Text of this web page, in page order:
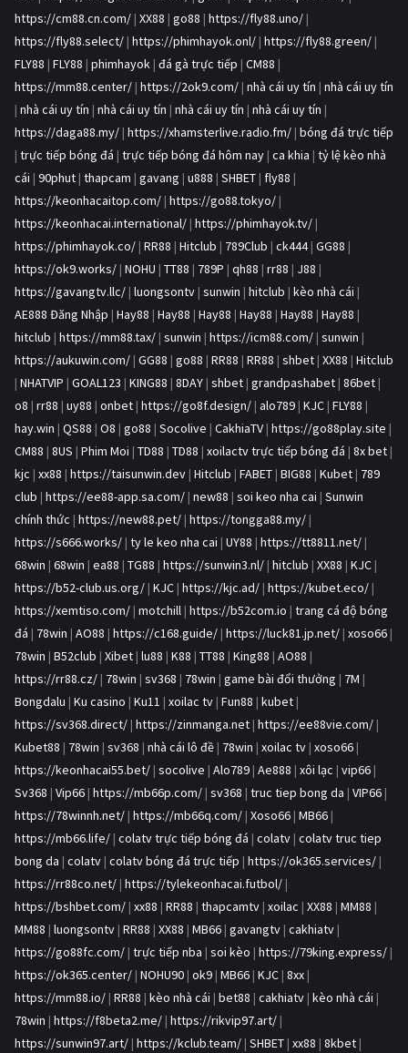
https://cm88.cn.com/ | XX88 | go88 | https://fly88.uno/ |
https://fly88.select/ | https://phimhayok.onl/ | https://fly88.green/ |
FLY88 | FLY88 | phimhayok | đá gà trực tiếp | CM88 |
https://mm88.center/ | https://2ok9.com/ | nhà cái uy tín | nhà cái uy tín
| nhà cái uy tín | nhà cái uy tín | nhà cái uy tín | nhà cái uy tín |
https://daga88.my/ | https://xhamsterlive.radio.fm/ | bóng đá trực tiếp
| trực tiếp bóng đá | trực tiếp bóng đá hôm nay | ca khia | tỷ lệ kèo nhà
cái | 90phut | thapcam | gavang | u888 | SHBET | fly88 |
https://keonhacaitop.com/ | https://go88.tokyo/ |
https://keonhacai.international/ | https://phimhayok.tv/ |
https://phimhayok.co/ | RR88 | Hitclub | 789Club | ck444| GG88 |
https://ok9.works/ | NOHU | TT88 | 789P | qh88 | rr88 | J88 |
https://gavangtv.llc/ | luongsontv | sunwin | hitclub | kèo nhà cái |
AE888 Đăng Nhập | Hay88 | Hay88 | Hay88 | Hay88 | Hay88 | Hay88 |
hitclub | https://mm88.tax/ | sunwin | https://icm88.com/ | sunwin |
https://aukuwin.com/ | GG88 | go88 | RR88 | RR88 | shbet | XX88 | Hitclub
| NHATVIP | GOAL123 | KING88 | 8DAY | shbet | grandpashabet | 86bet |
o8 | rr88 | uy88 | onbet | https://go8f.design/ | alo789 | KJC | FLY88 |
hay.win | QS88 | O8 | go88 | Socolive | CakhiaTV | https://go88play.site |
CM88 | 8US | Phim Moi | TD88 | TD88 | xoilactv trực tiếp bóng đá | 8x bet |
kjc | xx88 | https://taisunwin.dev | Hitclub | FABET | BIG88 | Kubet | 789
club | https://ee88-app.sa.com/ | new88 | soi keo nha cai | Sunwin
chính thức | https://new88.pet/ | https://tongga88.my/ |
https://s666.works/ | ty le keo nha cai | UY88 | https://tt8811.net/ |
68win | 68win | ea88 | TG88 | https://sunwin3.nl/ | hitclub | XX88 | KJC |
https://b52-club.us.org/ | KJC | https://kjc.ad/ | https://kubet.eco/ |
https://xemtiso.com/ | motchill | https://b52com.io | trang cá độ bóng
đá | 78win | AO88 | https://c168.guide/ | https://luck81.jp.net/ | xoso66 |
78win | B52club | Xibet | lu88 | K88 | TT88 | King88 | AO88 |
https://rr88.cz/ | 78win | sv368 | 78win | game bài đổi thưởng | 7M |
Bongdalu | Ku casino | Ku11 | xoilac tv | Fun88 | kubet |
https://sv368.direct/ | https://zinmanga.net | https://ee88vie.com/ |
Kubet88 | 78win | sv368 | nhà cái lô đề | 78win | xoilac tv | xoso66 |
https://keonhacai55.bet/ | socolive | Alo789 | Ae888 | xôi lạc | vip66 |
Sv368 | Vip66 | https://mb66p.com/ | sv368 | truc tiep bong da | VIP66 |
https://78winnh.net/ | https://mb66q.com/ | Xoso66 | MB66 |
https://mb66.life/ | colatv trực tiếp bóng đá | colatv | colatv truc tiep
bong da | colatv | colatv bóng đá trực tiếp | https://ok365.services/ |
https://rr88co.net/ | https://tylekeonhacai.futbol/ |
https://bshbet.com/ | xx88 | RR88 | thapcamtv | xoilac | XX88 | MM88 |
MM88 | luongsontv | RR88 | XX88 | MB66 | gavangtv | cakhiatv |
https://go88fc.com/ | trực tiếp nba | soi kèo | https://79king.express/ |
https://ok365.center/ | NOHU90 | ok9 | MB66 | KJC | 8xx |
https://mm88.io/ | RR88 | kèo nhà cái | bet88 | cakhiatv | kèo nhà cái |
78win | https://f8beta2.me/ | https://rikvip97.art/ |
https://sunwin97.art/ | https://kclub.team/ | SHBET | xx88 | 8kbet |